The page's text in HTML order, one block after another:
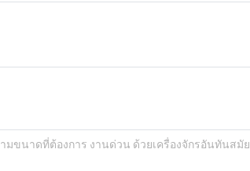
ขนาดที่ต้องการ งานด่วน ด้วยเครื่องจักรอันทันสมัย